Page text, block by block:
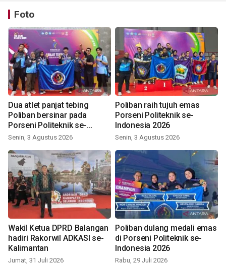
Foto
Dua atlet panjat tebing
Poliban bersinar pada
Porseni Politeknik se-
Indonesia 2026
Senin, 3 Agustus 2026
Poliban raih tujuh emas
Porseni Politeknik se-
Indonesia 2026
Senin, 3 Agustus 2026
Wakil Ketua DPRD Balangan
hadiri Rakorwil ADKASI se-
Kalimantan
Jumat, 31 Juli 2026
Poliban dulang medali emas
di Porseni Politeknik se-
Indonesia 2026
Rabu, 29 Juli 2026